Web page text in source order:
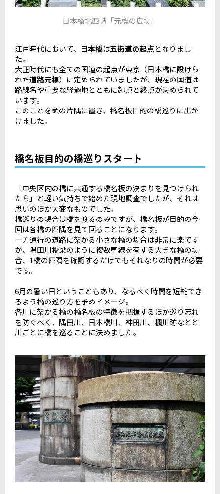
日本橋北西詰「元標の広場」
江戸時代において、 日本橋は五街道の起点となりまし
た。
大正時代にも全ての国道の起点が東京（日本橋に設けら
れた道路元標）に定められていましたが、現在の国道は
路線名や重要な経過地とともに起点と終点が決められて
います。
このことを頭の片隅に置き、橋名板目的の橋巡りに出か
けました。
橋名板目的の橋巡りスタート
「中央区内の橋に共通する橋名板の決まりを見つけられ
たら」と軽い気持ちで始めた現地調査でしたが、それは
思いのほか大変なものでした。
橋巡りの場合は橋を渡るのみですが、橋名板が目的の今
回は各橋の四隅を見て回ることになります。
一方通行の道路に架かる小さな橋の場合は非常に楽です
が、隅田川橋梁のように複数車線を有する大きな橋の場
合、1橋の四隅を確認するだけでもそれなりの時間が必要
です。
6月の暑い日ということもあり、なるべく時間を短縮でき
るよう橋の巡り方を予めイメージ。
各川に架かる橋の橋名板の特徴を把握するほか巡り忘れ
を防ぐべく、隅田川、日本橋川、神田川、楓川跡などと
川ごとに橋を巡ることに決めました。